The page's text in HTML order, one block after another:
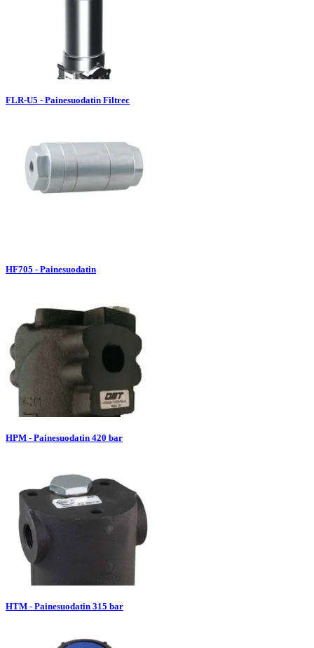
FLR-U5 - Painesuodatin Filtrec
HF705 - Painesuodatin
HPM - Painesuodatin 420 bar
HTM - Painesuodatin 315 bar